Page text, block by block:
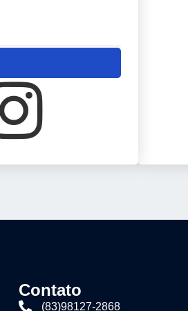
Contato
(83)98127-2868